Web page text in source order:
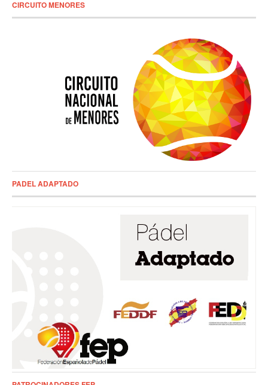
CIRCUITO MENORES
PADEL ADAPTADO